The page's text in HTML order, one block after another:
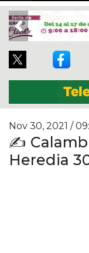
Previous
Nov 30, 2021 /
✍
Heredia